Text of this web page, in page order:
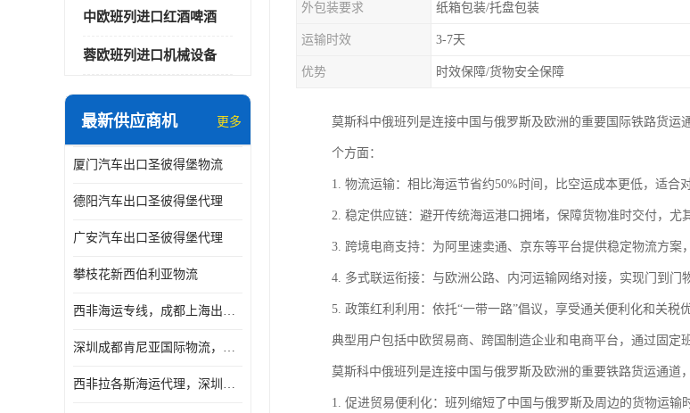
中欧班列进口红酒啤酒
蓉欧班列进口机械设备
最新供应商机 更多
厦门汽车出口圣彼得堡物流
德阳汽车出口圣彼得堡代理
广安汽车出口圣彼得堡代理
攀枝花新西伯利亚物流
西非海运专线，成都上海出口纳米比亚海运
深圳成都肯尼亚国际物流，成都非洲物流公司
西非拉各斯海运代理，深圳成都拉各斯海运
外包装要求 纸箱包装/托盘包装
运输时效 3-7天
优势 时效保障/货物安全保障
莫斯科中俄班列是连接中国与俄罗斯及欧洲的重要国际铁路货
个方面：
1. 物流运输：相比海运节省约50%时间，比空运成本更低，适合
2. 稳定供应链：避开传统海运港口拥堵，保障货物准时交付，
3. 跨境电商支持：为阿里速卖通、京东等平台提供稳定物流方案
4. 多式联运衔接：与欧洲公路、内河运输网络对接，实现门到
5. 政策红利利用：依托“一带一路”倡议，享受通关便利化和关税
典型用户包括中欧贸易商、跨国制造企业和电商平台，通过固定
莫斯科中俄班列是连接中国与俄罗斯及欧洲的重要铁路货运通道
1. 促进贸易便利化：班列缩短了中国与俄罗斯及周边的货物运